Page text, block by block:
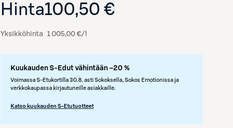
Hinta100,50 €
Yksikköhinta 1 005,00 €/l
Kuukauden S-Edut vähintään –20 %
Voimassa S-Etukortilla 30.8. asti Sokoksella, Sokos Emotionissa ja
verkkokaupassa kirjautuneille asiakkaille.
Katso kuukauden S-Etutuotteet